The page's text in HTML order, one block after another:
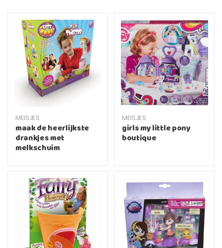
MEISJES
maak de heerlijkste
drankjes met
melkschuim
MEISJES
girls my little pony
boutique